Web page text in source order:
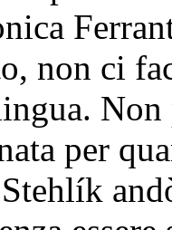
non ci
Non
per